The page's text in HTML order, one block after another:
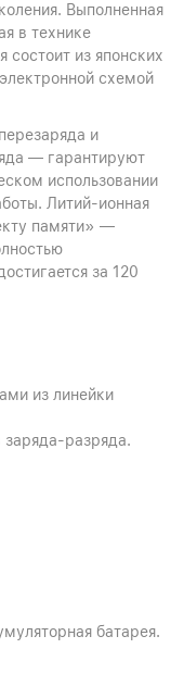
Выполненная
в технике
состоит из японских
схемой
и
— гарантируют
использовании
Литий-ионная
памяти» —
за 120
из линейки
разряда.
батарея.